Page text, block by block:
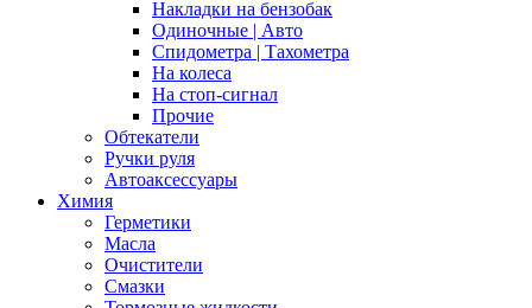
Накладки на бензобак
Одиночные | Авто
Спидометра | Тахометра
На колеса
На стоп-сигнал
Прочие
Обтекатели
Ручки руля
Автоаксессуары
Химия
Герметики
Масла
Очистители
Смазки